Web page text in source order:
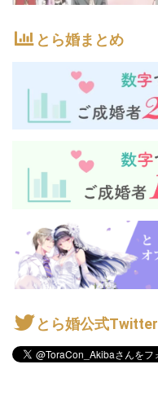
とら婚まとめ
とら婚公式Twitter